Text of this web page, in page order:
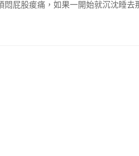
悶屁股痠痛，如果一開始就沉沈睡去